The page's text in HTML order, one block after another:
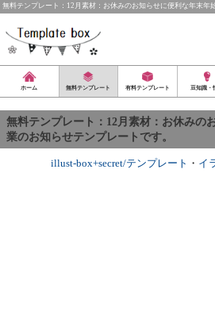
無料テンプレート：12月素材：お休みのお知らせに便利な年末年
ホーム 無料テンプレート 有料テンプレート 豆知識・
無料テンプレート：12月素材：お休みの
業のお知らせテンプレートです。
illust-box+secret/テンプレート ・ イ